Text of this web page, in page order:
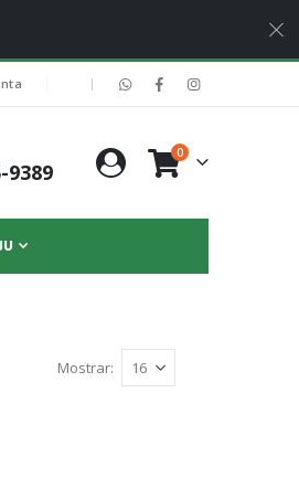
|
9389 Carrinho
0itens
Mostrar